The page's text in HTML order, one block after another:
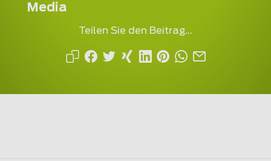
Media
Teilen Sie den Beitrag...